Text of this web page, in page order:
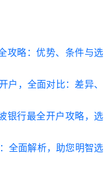
攻略：优势、条件与选
户，全面对比：差异、
银行最全开户攻略，选
全面解析，助您明智选